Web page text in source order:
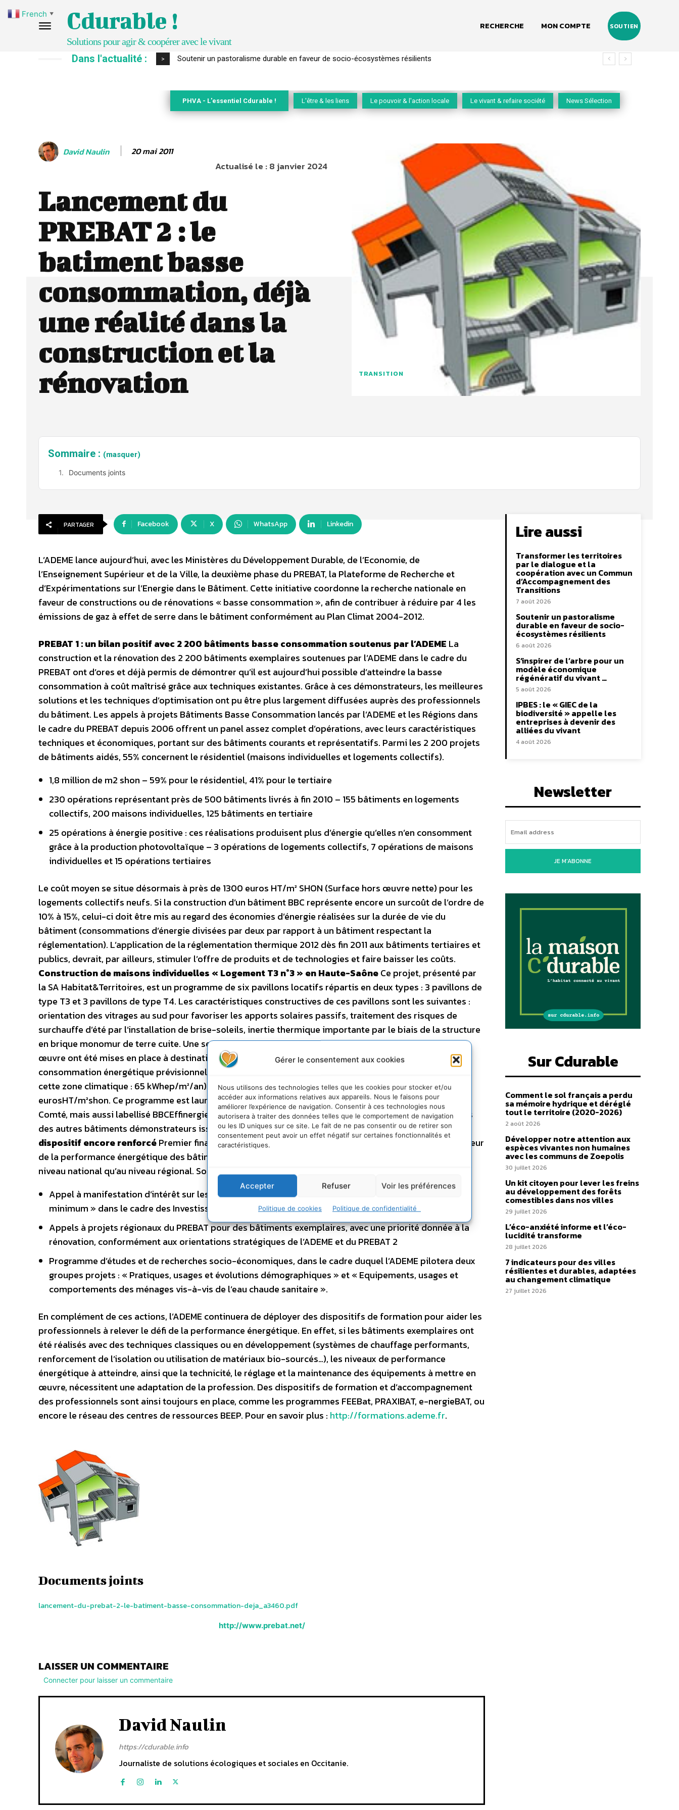
Gérer le consentement aux cookies
Nous utilisons des technologies telles que les cookies pour stocker et/ou
accéder aux informations relatives aux appareils. Nous le faisons pour
améliorer l’expérience de navigation. Consentir à ces technologies nous
autorisera à traiter des données telles que le comportement de navigation
ou les ID uniques sur ce site. Le fait de ne pas consentir ou de retirer son
consentement peut avoir un effet négatif sur certaines fonctionnalités et
caractéristiques.
Accepter Refuser Voir les préférences
Politique de cookies Politique de confidentialité
Cdurable !
Solutions pour agir & coopérer avec le vivant
RECHERCHE MON COMPTE SOUTIEN
Dans l'actualité : > S’inspirer de l’arbre pour un modèle économique régénératif du vivant …
PHVA - L'essentiel Cdurable ! L'être & les liens Le pouvoir & l'action locale Le vivant & refaire société News Sélection
David Naulin 20 mai 2011
Actualisé le :8 janvier 2024
Lancement du
PREBAT 2 : le
batiment basse
consommation, déjà
une réalité dans la
construction et la
rénovation
TRANSITION
Sommaire : (masquer)
Documents joints
PARTAGER Facebook X WhatsApp Linkedin
L’ADEME lance aujourd’hui, avec les Ministères du Développement Durable, de l’Economie, de
l’Enseignement Supérieur et de la Ville, la deuxième phase du PREBAT, la Plateforme de Recherche et
d’Expérimentations sur l’Energie dans le Bâtiment. Cette initiative coordonne la recherche nationale en
faveur de constructions ou de rénovations « basse consommation », afin de contribuer à réduire par 4 les
émissions de gaz à effet de serre dans le bâtiment conformément au Plan Climat 2004-2012.
PREBAT 1 : un bilan positif avec 2 200 bâtiments basse consommation soutenus par l’ADEME La
construction et la rénovation des 2 200 bâtiments exemplaires soutenues par l’ADEME dans le cadre du
PREBAT ont d’ores et déjà permis de démontrer qu’il est aujourd’hui possible d’atteindre la basse
consommation à coût maîtrisé grâce aux techniques existantes. Grâce à ces démonstrateurs, les meilleures
solutions et les techniques d’optimisation ont pu être plus largement diffusées auprès des professionnels
du bâtiment. Les appels à projets Bâtiments Basse Consommation lancés par l’ADEME et les Régions dans
le cadre du PREBAT depuis 2006 offrent un panel assez complet d’opérations, avec leurs caractéristiques
techniques et économiques, portant sur des bâtiments courants et représentatifs. Parmi les 2 200 projets
de bâtiments aidés, 55% concernent le résidentiel (maisons individuelles et logements collectifs).
1,8 million de m2 shon – 59% pour le résidentiel, 41% pour le tertiaire
230 opérations représentant près de 500 bâtiments livrés à fin 2010 – 155 bâtiments en logements
collectifs, 200 maisons individuelles, 125 bâtiments en tertiaire
25 opérations à énergie positive : ces réalisations produisent plus d’énergie qu’elles n’en consomment
grâce à la production photovoltaïque – 3 opérations de logements collectifs, 7 opérations de maisons
individuelles et 15 opérations tertiaires
Le coût moyen se situe désormais à près de 1300 euros HT/m² SHON (Surface hors œuvre nette) pour les
logements collectifs neufs. Si la construction d’un bâtiment BBC représente encore un surcoût de l’ordre de
10% à 15%, celui-ci doit être mis au regard des économies d’énergie réalisées sur la durée de vie du
bâtiment (consommations d’énergie divisées par deux par rapport à un bâtiment respectant la
réglementation). L’application de la réglementation thermique 2012 dès fin 2011 aux bâtiments tertiaires et
publics, devrait, par ailleurs, stimuler l’offre de produits et de technologies et faire baisser les coûts.
Construction de maisons individuelles « Logement T3 n°3 » en Haute-SaôneCe projet, présenté par
la SA Habitat&Territoires, est un programme de six pavillons locatifs répartis en deux types : 3 pavillons de
type T3 et 3 pavillons de type T4. Les caractéristiques constructives de ces pavillons sont les suivantes :
orientation des vitrages au sud pour favoriser les apports solaires passifs, traitement des risques de
surchauffe d’été par l’installation de brise-soleils, inertie thermique importante par le biais de la structure
en brique monomur de terre cuite. Une sensibilisation sur l’étanchéité à l’air et les techniques de mise en
œuvre ont été mises en place à destination des différents acteurs de ce projet. Le projet présente une
consommation énergétique prévisionnelle de 59,05 kWhep/m²/an (niveau du label BBC Effinergie dans
cette zone climatique : 65 kWhep/m²/an). Le coût des travaux, pour l’ensemble du projet, est de 1054
eurosHT/m²shon. Ce programme est lauréat d’un appel à projet lancé par l’ADEME et la Région Franche-
Comté, mais aussi labellisé BBCEffinergie. Retrouvez la fiche détaillée de cette opération, ainsi que celles
des autres bâtiments démonstrateurs issus du PREBAT, surwww.observatoirebbc.org.PREBAT 2 : un
dispositif encore renforcéPremier financeur du PREBAT 1, l’ADEME prolonge cette année son rôle d’acteur
de la performance énergétique des bâtiments, en poursuivant sa collaboration avec le PREBAT 2 tant au
niveau national qu’au niveau régional. Sont ainsi lancées les actions suivantes :
Appel à manifestation d’intérêt sur les « bâtiments et îlots à énergie positive et à bilan carbone
minimum » dans le cadre des Investissements d’Avenir
Appels à projets régionaux du PREBAT pour des bâtiments exemplaires, avec une priorité donnée à la
rénovation, conformément aux orientations stratégiques de l’ADEME et du PREBAT 2
Programme d’études et de recherches socio-économiques, dans le cadre duquel l’ADEME pilotera deux
groupes projets : « Pratiques, usages et évolutions démographiques » et « Equipements, usages et
comportements des ménages vis-à-vis de l’eau chaude sanitaire ».
En complément de ces actions, l’ADEME continuera de déployer des dispositifs de formation pour aider les
professionnels à relever le défi de la performance énergétique. En effet, si les bâtiments exemplaires ont
été réalisés avec des techniques classiques ou en développement (systèmes de chauffage performants,
renforcement de l’isolation ou utilisation de matériaux bio-sourcés…), les niveaux de performance
énergétique à atteindre, ainsi que la technicité, le réglage et la maintenance des équipements à mettre en
œuvre, nécessitent une adaptation de la profession. Des dispositifs de formation et d’accompagnement
des professionnels sont ainsi toujours en place, comme les programmes FEEBat, PRAXIBAT, e-nergieBAT, ou
encore le réseau des centres de ressources BEEP. Pour en savoir plus : http://formations.ademe.fr.
Documents joints
lancement-du-prebat-2-le-batiment-basse-consommation-deja_a3460.pdf
http://www.prebat.net/
LAISSER UN COMMENTAIRE
Connecter pour laisser un commentaire
David Naulin
https://cdurable.info
Journaliste de solutions écologiques et sociales en Occitanie.
Lire aussi
Transformer les territoires
par le dialogue et la
coopération avec un Commun
d’Accompagnement des
Transitions
7 août 2026
Soutenir un pastoralisme
durable en faveur de socio-
écosystèmes résilients
6 août 2026
S’inspirer de l’arbre pour un
modèle économique
régénératif du vivant …
5 août 2026
IPBES : le « GIEC de la
biodiversité » appelle les
entreprises à devenir des
alliées du vivant
4 août 2026
Newsletter
JE M'ABONNE
Sur Cdurable
Comment le sol français a perdu
sa mémoire hydrique et déréglé
tout le territoire (2020-2026)
2 août 2026
Développer notre attention aux
espèces vivantes non humaines
avec les communs de Zoepolis
30 juillet 2026
Un kit citoyen pour lever les freins
au développement des forêts
comestibles dans nos villes
29 juillet 2026
L’éco-anxiété informe et l’éco-
lucidité transforme
28 juillet 2026
7 indicateurs pour des villes
résilientes et durables, adaptées
au changement climatique
27 juillet 2026
French ▼